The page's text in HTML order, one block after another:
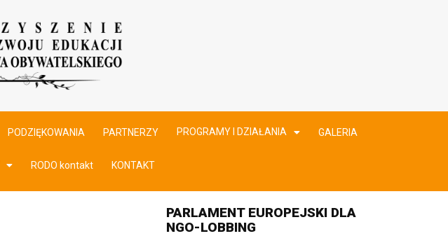
PODZIĘKOWANIA PARTNERZY PROGRAMY I DZIAŁANIA GALERIA
RODO kontakt KONTAKT
PARLAMENT EUROPEJSKI DLA
NGO-LOBBING